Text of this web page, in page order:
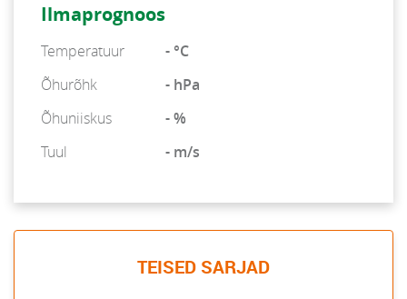
Ilmaprognoos
Temperatuur
- °C
Õhurõhk
- hPa
Õhuniiskus
- %
Tuul
- m/s
TEISED SARJAD